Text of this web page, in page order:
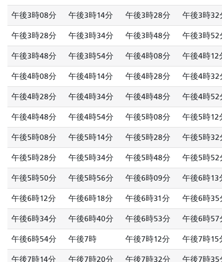
午後3時08分 午後3時14分 午後3時28分 午後3時32
午後3時28分 午後3時34分 午後3時48分 午後3時52
午後3時48分 午後3時54分 午後4時08分 午後4時12
午後4時08分 午後4時14分 午後4時28分 午後4時32
午後4時28分 午後4時34分 午後4時48分 午後4時52
午後4時48分 午後4時54分 午後5時08分 午後5時12
午後5時08分 午後5時14分 午後5時28分 午後5時32
午後5時28分 午後5時34分 午後5時48分 午後5時52
午後5時50分 午後5時56分 午後6時09分 午後6時13
午後6時12分 午後6時18分 午後6時31分 午後6時35
午後6時34分 午後6時40分 午後6時53分 午後6時57
午後6時54分 午後7時 午後7時12分 午後7時15
午後7時14分 午後7時20分 午後7時32分 午後7時35